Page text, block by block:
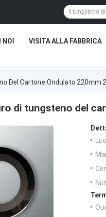
NOI VISITA ALLA FABBRICA
Del Cartone Ondulato 220mm
di tungsteno del